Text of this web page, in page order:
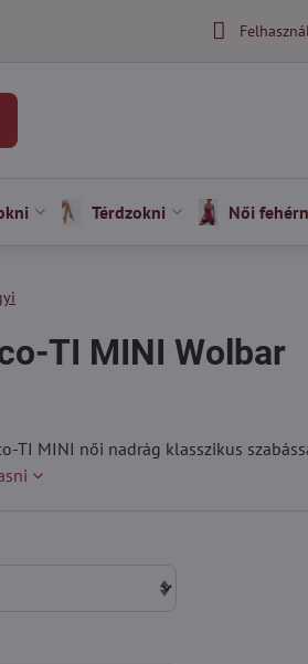
Térdzokni Női
TI MINI Wolbar
TI MINI női nadrág klasszikus